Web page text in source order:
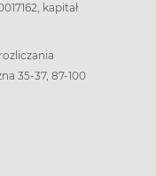
kapitał
35-37, 87-100